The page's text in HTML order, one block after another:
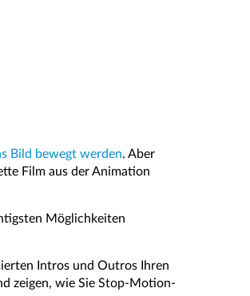
Bild bewegt werden. Aber
Film aus der Animation
Möglichkeiten
Intros und Outros Ihren
zeigen, wie Sie Stop-Motion-